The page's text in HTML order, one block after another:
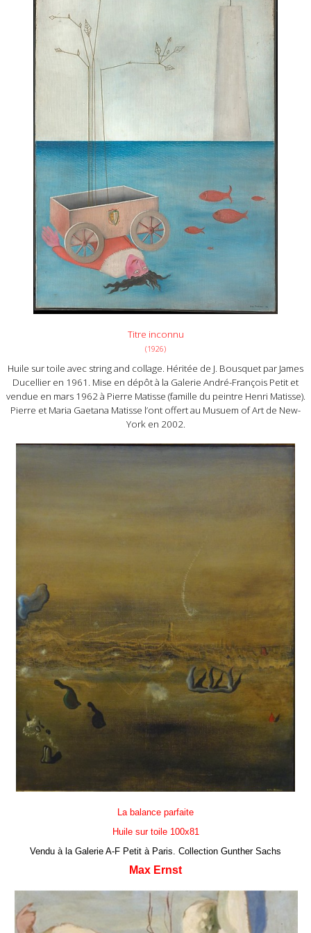
Titre inconnu
(1926)
Huile sur toile avec string and collage. Héritée de J. Bousquet par James
Ducellier en 1961. Mise en dépôt à la Galerie André-François Petit et
vendue en mars 1962 à Pierre Matisse (famille du peintre Henri Matisse).
Pierre et Maria Gaetana Matisse l’ont offert au Musuem of Art de New-
York en 2002.
La balance parfaite
Huile sur toile 100x81
Vendu à la Galerie A-F Petit à Paris. Collection Gunther Sachs
Max Ernst